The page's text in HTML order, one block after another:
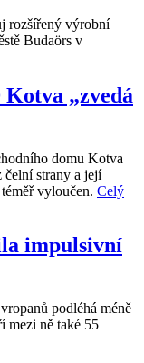
rozšířený výrobní
Budaörs v
„zvedá
domu Kotva
čelní strany a její
vyloučen. Celý
impulsivní
podléhá méně
mezi ně také 55